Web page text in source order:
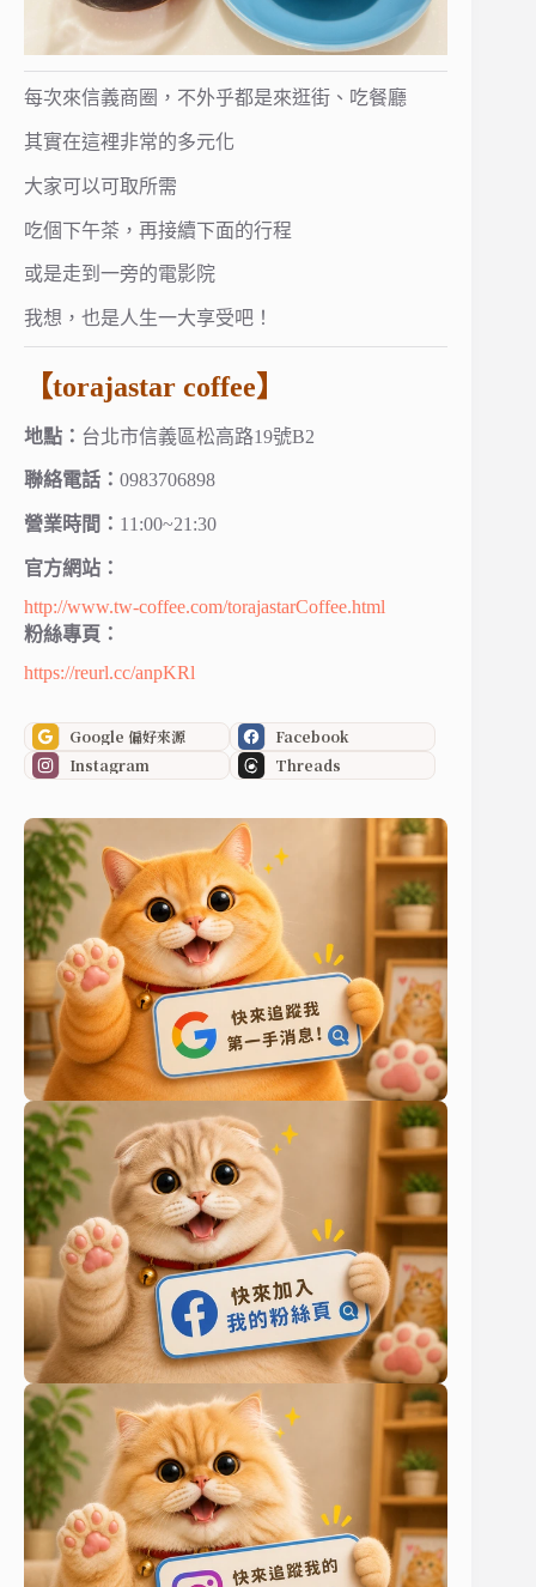
每次來信義商圈，不外乎都是來逛街、吃餐廳
其實在這裡非常的多元化
大家可以可取所需
吃個下午茶，再接續下面的行程
或是走到一旁的電影院
我想，也是人生一大享受吧！
【torajastar coffee】
地點： 台北市信義區松高路19號B2
聯絡電話： 0983706898
營業時間： 11:00~21:30
官方網站：
http://www.tw-coffee.com/torajastarCoffee.html
粉絲專頁：
https://reurl.cc/anpKRl
Google 偏好來源
Facebook
Instagram
Threads